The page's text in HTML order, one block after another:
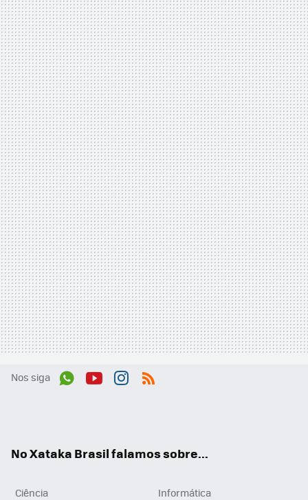
Nos siga
No Xataka Brasil falamos sobre...
Ciência
Informática